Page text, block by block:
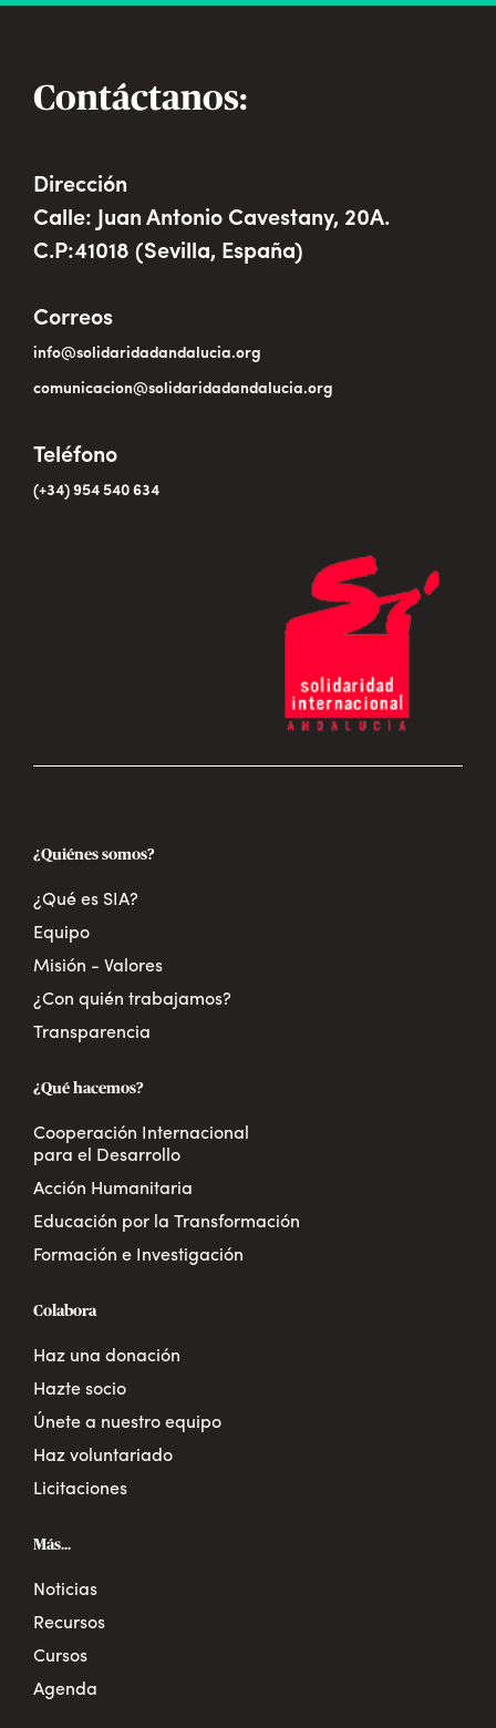
Contáctanos:
Dirección
Calle: Juan Antonio Cavestany, 20A.
C.P:41018 (Sevilla, España)
Correos
info@solidaridadandalucia.org
comunicacion@solidaridadandalucia.org
Teléfono
(+34) 954 540 634
¿Quiénes somos?
¿Qué es SIA?
Equipo
Misión - Valores
¿Con quién trabajamos?
Transparencia
¿Qué hacemos?
Cooperación Internacional
para el Desarrollo
Acción Humanitaria
Educación por la Transformación
Formación e Investigación
Colabora
Haz una donación
Hazte socio
Únete a nuestro equipo
Haz voluntariado
Licitaciones
Más...
Noticias
Recursos
Cursos
Agenda